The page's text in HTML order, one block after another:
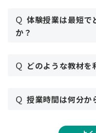
Q 体験授業は最短で
か？
Q どのような教材を
Q 授業時間は何分か